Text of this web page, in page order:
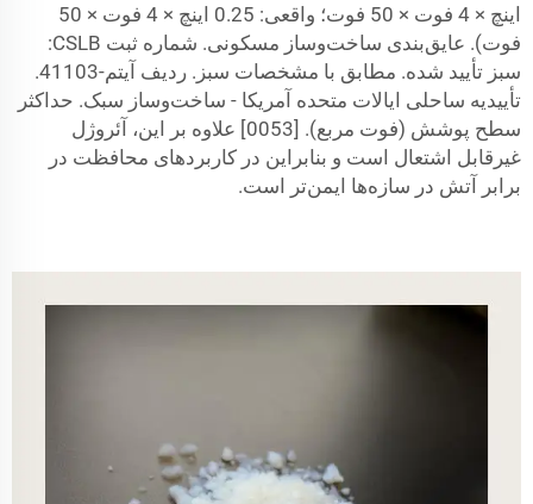
اینچ × 4 فوت × 50 فوت؛ واقعی: 0.25 اینچ × 4 فوت × 50
فوت). عایق‌بندی ساخت‌وساز مسکونی. شماره ثبت CSLB:
سبز تأیید شده. مطابق با مشخصات سبز. ردیف آیتم-41103.
تأییدیه ساحلی ایالات متحده آمریکا - ساخت‌وساز سبک. حداکثر
سطح پوشش (فوت مربع). [0053] علاوه بر این، آئروژل
غیرقابل اشتعال است و بنابراین در کاربردهای محافظت در
برابر آتش در سازه‌ها ایمن‌تر است.